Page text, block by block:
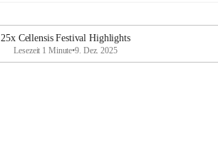
25x Cellensis Festival Highlights
Lesezeit 1 Minute•9. Dez. 2025